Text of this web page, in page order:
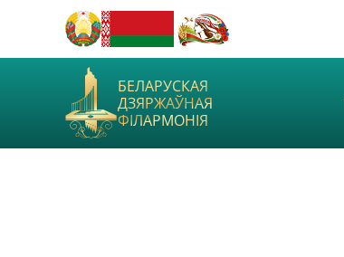
БЕЛАРУСКАЯ
ДЗЯРЖАЎНАЯ
ФІЛАРМОНІЯ